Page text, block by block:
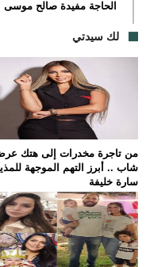
الحاجة مفيدة صالح موسى
لك سيدتي
من تاجرة مخدرات إلى هتك
شاب .. أبرز التهم الموجهة
سارة خليفة